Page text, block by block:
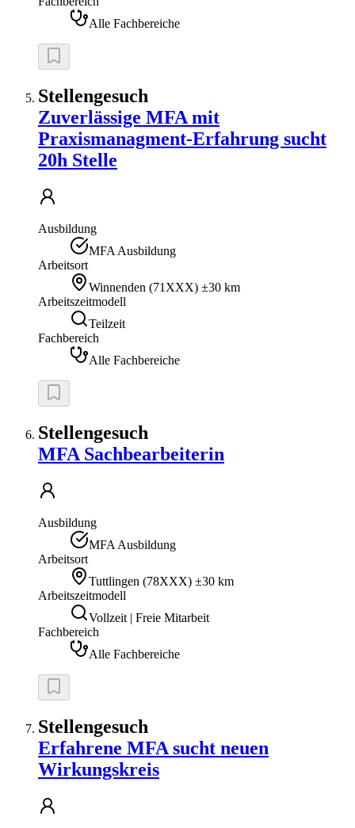
Alle Fachbereiche
Stellengesuch
Zuverlässige MFA mit
Praxismanagment-Erfahrung sucht
20h Stelle
Ausbildung
MFA Ausbildung
Arbeitsort
Winnenden (71XXX) ±30 km
Arbeitszeitmodell
Teilzeit
Fachbereich
Alle Fachbereiche
Stellengesuch
MFA Sachbearbeiterin
Ausbildung
MFA Ausbildung
Arbeitsort
Tuttlingen (78XXX) ±30 km
Arbeitszeitmodell
Vollzeit | Freie Mitarbeit
Fachbereich
Alle Fachbereiche
Stellengesuch
Erfahrene MFA sucht neuen
Wirkungskreis